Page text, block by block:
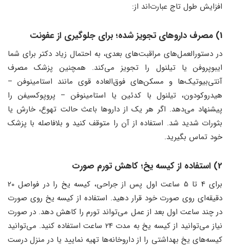
افزایش طول تاج عبارت‌اند از:
1) مصرف داروهای تجویز شده؛ برای جلوگیری از عفونت
در دستورالعمل‌های مراقبت‌های بعدی، به احتمال زیاد دکتر برای شما
ایبوپروفن یا تیلنول را تجویز می‌کند. همچنین پزشک مصرف
آنتی‌بیوتیک‌ها و مسکن‌های فوق‌العاده قوی مانند استامینوفن –
هیدروکودون، تیلنول با کدئین یا استامینوفن – پروپوکسیفن را
پیشنهاد می‌دهد. اگر هر یک از داروها باعث حالت تهوع، خارش یا
بثورات شدید شد. استفاده از آن را متوقف کنید و بلافاصله با پزشک
خود تماس بگیرید.
2) استفاده از کیسه یخ؛ کاهش تورم صورت
برای 4 تا 5 ساعت اول پس از جراحی، کیسه یخ را در فواصل 20
دقیقه‌ای روی صورت خود قرار دهید. استفاده از کیسه یخ روی صورت
در چند ساعت اول بعد از عمل می‌تواند تورم را کاهش دهد. در صورت
نیاز می‌توانید از کیسه یخ به مدت 24 ساعت استفاده کنید. می‌توانید
کیسه‌های یخ بهداشتی را از داروخانه‌ها تهیه نمایید یا در منزل درست